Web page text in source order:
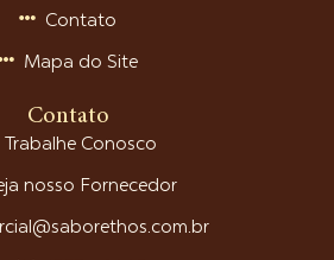
Contato
Mapa do Site
Contato
Trabalhe Conosco
nosso Fornecedor